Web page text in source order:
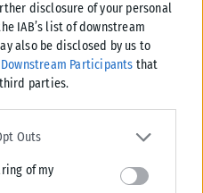
disclosure of your personal
IAB’s list of downstream
also be disclosed by us to
Downstream Participants that
parties.
uses one or more Google
information including but not
party tags to use your data
Google consent section.
Outs
of my
στο πλευρό του Δ.Ασλανίδη